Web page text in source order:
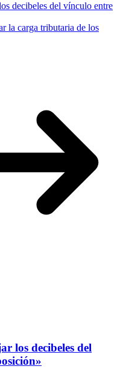
decibeles del vínculo entre
la carga tributaria de los
los decibeles del